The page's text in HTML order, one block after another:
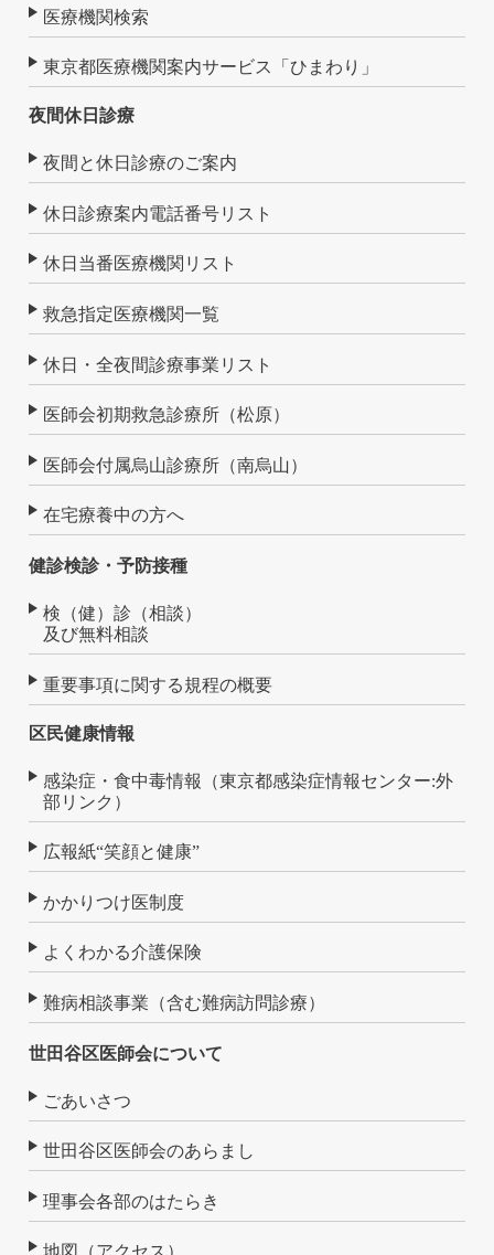
医療機関検索
東京都医療機関案内サービス「ひまわり」
夜間休日診療
夜間と休日診療のご案内
休日診療案内電話番号リスト
休日当番医療機関リスト
救急指定医療機関一覧
休日・全夜間診療事業リスト
医師会初期救急診療所（松原）
医師会付属烏山診療所（南烏山）
在宅療養中の方へ
健診検診・予防接種
検（健）診（相談）
及び無料相談
重要事項に関する規程の概要
区民健康情報
感染症・食中毒情報（東京都感染症情報センター:外
部リンク）
広報紙“笑顔と健康”
かかりつけ医制度
よくわかる介護保険
難病相談事業（含む難病訪問診療）
世田谷区医師会について
ごあいさつ
世田谷区医師会のあらまし
理事会各部のはたらき